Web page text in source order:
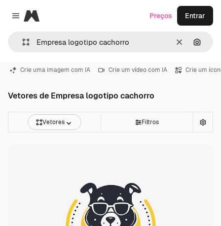
Close menu
Magnific
Limpar
Preços Entrar
Crie uma imagem com IA Crie um vídeo com IA Crie um
Vetores de Empresa logotipo cachorro
Vetores Filtros